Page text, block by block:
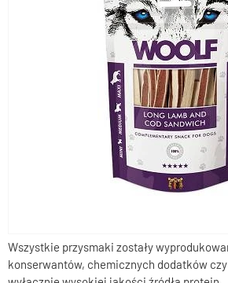
Wszystkie przysmaki zostały
konserwantów, chemicznych dodatków